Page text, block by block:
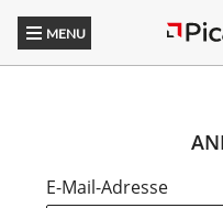
MENU
E-Mail-Adresse